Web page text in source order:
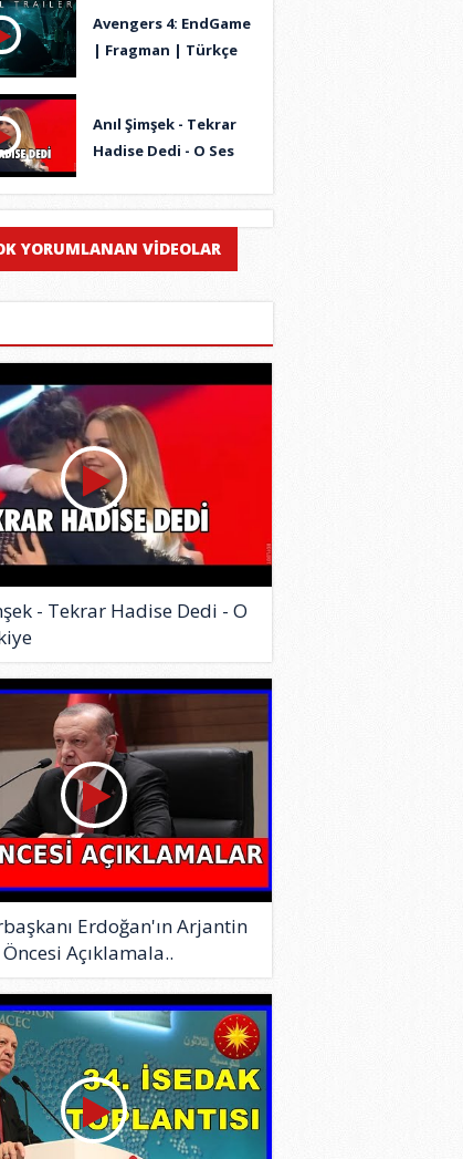
29.11.2018
Avengers 4: EndGame
| Fragman | Türkçe
Anıl Şimşek - Tekrar
Hadise Dedi - O Ses
YORUMLANAN VİDEOLAR
- Tekrar Hadise Dedi - O
Erdoğan'ın Arjantin
Açıklamala..